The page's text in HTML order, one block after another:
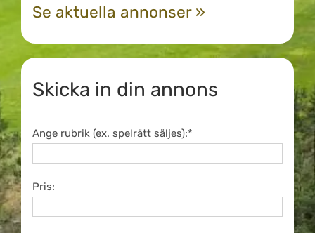
Se aktuella annonser »
Skicka in din annons
Ange rubrik (ex. spelrätt säljes):*
Pris: